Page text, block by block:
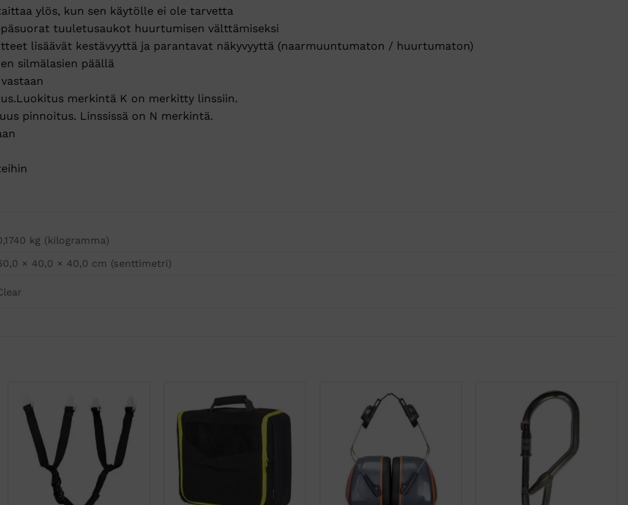
ylös, kun sen käytölle ei ole tarvetta
tuuletusaukot huurtumisen välttämiseksi
lisäävät kestävyyttä ja parantavat näkyvyyttä (naarmuuntumaton / huurtumaton)
silmälasien päällä
merkintä K on merkitty linssiin.
pinnoitus. Linssissä on N merkintä.
kg (kilogramma)
× 40,0 × 40,0 cm (senttimetri)